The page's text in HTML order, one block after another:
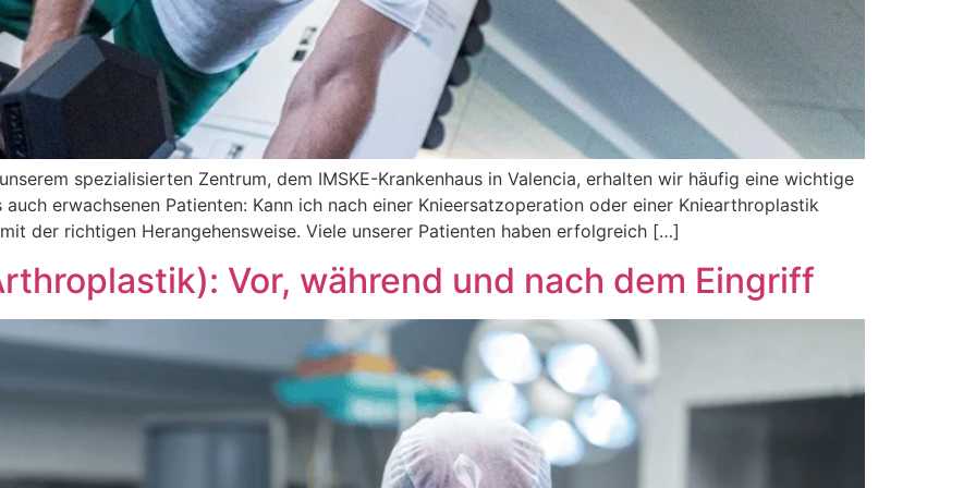
spezialisierten Zentrum, dem IMSKE-Krankenhaus in Valencia, erhalten wir häufig eine wichtige
erwachsenen Patienten: Kann ich nach einer Knieersatzoperation oder einer Kniearthroplastik
der richtigen Herangehensweise. Viele unserer Patienten haben erfolgreich […]
Vor, während und nach dem Eingriff